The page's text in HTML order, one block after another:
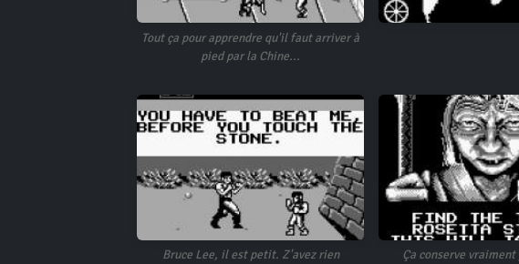
Tout ça pour apprendre qu'il faut arriver à
pied par la Chine...
Bruce Lee, il est petit. Z'avez rien
Ça conserve